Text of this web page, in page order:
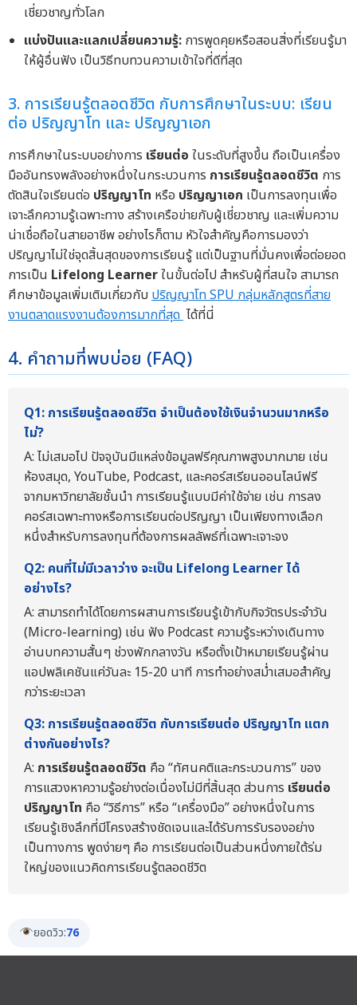
เชี่ยวชาญทั่วโลก
แบ่งปันและแลกเปลี่ยนความรู้: การพูดคุยหรือสอนสิ่งที่เรียนรู้มา
ให้ผู้อื่นฟัง เป็นวิธีทบทวนความเข้าใจที่ดีที่สุด
3. การเรียนรู้ตลอดชีวิต กับการศึกษาในระบบ: เรียน
ต่อ ปริญญาโท และ ปริญญาเอก
การศึกษาในระบบอย่างการ เรียนต่อ ในระดับที่สูงขึ้น ถือเป็นเครื่อง
มืออันทรงพลังอย่างหนึ่งในกระบวนการ การเรียนรู้ตลอดชีวิต การ
ตัดสินใจเรียนต่อ ปริญญาโท หรือ ปริญญาเอก เป็นการลงทุนเพื่อ
เจาะลึกความรู้เฉพาะทาง สร้างเครือข่ายกับผู้เชี่ยวชาญ และเพิ่มความ
น่าเชื่อถือในสายอาชีพ อย่างไรก็ตาม หัวใจสำคัญคือการมองว่า
ปริญญาไม่ใช่จุดสิ้นสุดของการเรียนรู้ แต่เป็นฐานที่มั่นคงเพื่อต่อยอด
การเป็น Lifelong Learnerในขั้นต่อไป สำหรับผู้ที่สนใจ สามารถ
ศึกษาข้อมูลเพิ่มเติมเกี่ยวกับ ปริญญาโท SPU กลุ่มหลักสูตรที่สาย
งานตลาดแรงงานต้องการมากที่สุดได้ที่นี่
4. คำถามที่พบบ่อย (FAQ)
Q1: การเรียนรู้ตลอดชีวิต จำเป็นต้องใช้เงินจำนวนมากหรือ
ไม่?
A: ไม่เสมอไป ปัจจุบันมีแหล่งข้อมูลฟรีคุณภาพสูงมากมาย เช่น
ห้องสมุด, YouTube, Podcast, และคอร์สเรียนออนไลน์ฟรี
จากมหาวิทยาลัยชั้นนำ การเรียนรู้แบบมีค่าใช้จ่าย เช่น การลง
คอร์สเฉพาะทางหรือการเรียนต่อปริญญา เป็นเพียงทางเลือก
หนึ่งสำหรับการลงทุนที่ต้องการผลลัพธ์ที่เฉพาะเจาะจง
Q2: คนที่ไม่มีเวลาว่าง จะเป็น Lifelong Learner ได้
อย่างไร?
A: สามารถทำได้โดยการผสานการเรียนรู้เข้ากับกิจวัตรประจำวัน
(Micro-learning) เช่น ฟัง Podcast ความรู้ระหว่างเดินทาง
อ่านบทความสั้นๆ ช่วงพักกลางวัน หรือตั้งเป้าหมายเรียนรู้ผ่าน
แอปพลิเคชันแค่วันละ 15-20 นาที การทำอย่างสม่ำเสมอสำคัญ
กว่าระยะเวลา
Q3: การเรียนรู้ตลอดชีวิต กับการเรียนต่อ ปริญญาโท แตก
ต่างกันอย่างไร?
A: การเรียนรู้ตลอดชีวิต คือ “ทัศนคติและกระบวนการ” ของ
การแสวงหาความรู้อย่างต่อเนื่องไม่มีที่สิ้นสุด ส่วนการ เรียนต่อ
ปริญญาโท คือ “วิธีการ” หรือ “เครื่องมือ” อย่างหนึ่งในการ
เรียนรู้เชิงลึกที่มีโครงสร้างชัดเจนและได้รับการรับรองอย่าง
เป็นทางการ พูดง่ายๆ คือ การเรียนต่อเป็นส่วนหนึ่งภายใต้ร่ม
ใหญ่ของแนวคิดการเรียนรู้ตลอดชีวิต
ยอดวิว:76